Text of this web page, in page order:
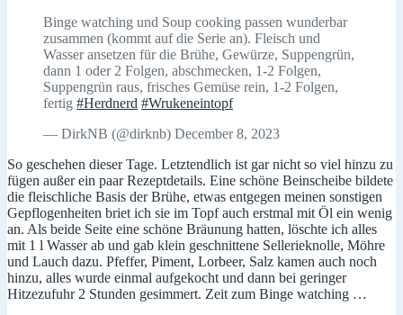
Binge watching und Soup cooking passen wunderbar
zusammen (kommt auf die Serie an). Fleisch und
Wasser ansetzen für die Brühe, Gewürze, Suppengrün,
dann 1 oder 2 Folgen, abschmecken, 1-2 Folgen,
Suppengrün raus, frisches Gemüse rein, 1-2 Folgen,
fertig #Herdnerd #Wrukeneintopf
— DirkNB (@dirknb) December 8, 2023
So geschehen dieser Tage. Letztendlich ist gar nicht so viel hinzu zu
fügen außer ein paar Rezeptdetails. Eine schöne Beinscheibe bildete
die fleischliche Basis der Brühe, etwas entgegen meinen sonstigen
Gepflogenheiten briet ich sie im Topf auch erstmal mit Öl ein wenig
an. Als beide Seite eine schöne Bräunung hatten, löschte ich alles
mit 1 l Wasser ab und gab klein geschnittene Sellerieknolle, Möhre
und Lauch dazu. Pfeffer, Piment, Lorbeer, Salz kamen auch noch
hinzu, alles wurde einmal aufgekocht und dann bei geringer
Hitzezufuhr 2 Stunden gesimmert. Zeit zum Binge watching …